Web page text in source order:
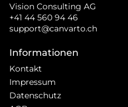
Vision Consulting AG
+41 44 560 94 46
support@canvarto.ch
Informationen
Kontakt
Impressum
Datenschutz